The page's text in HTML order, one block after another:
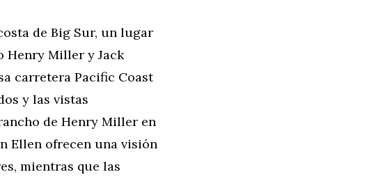
de Big Sur, un lugar
Henry Miller y Jack
carretera Pacific Coast
y las vistas
de Henry Miller en
Ellen ofrecen una visión
mientras que las